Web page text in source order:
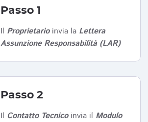
Passo 1
Il Proprietarioinvia la Lettera
Assunzione Responsabilità (LAR)
Passo 2
Il Contatto Tecnicoinvia il Modulo